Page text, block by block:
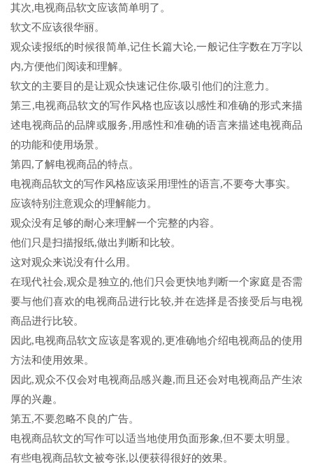
其次,电视商品软文应该简单明了。
软文不应该很华丽。
观众读报纸的时候很简单,记住长篇大论,一般记住字数在万字以
内,方便他们阅读和理解。
软文的主要目的是让观众快速记住你,吸引他们的注意力。
第三,电视商品软文的写作风格也应该以感性和准确的形式来描
述电视商品的品牌或服务,用感性和准确的语言来描述电视商品
的功能和使用场景。
第四,了解电视商品的特点。
电视商品软文的写作风格应该采用理性的语言,不要夸大事实。
应该特别注意观众的理解能力。
观众没有足够的耐心来理解一个完整的内容。
他们只是扫描报纸,做出判断和比较。
这对观众来说没有什么用。
在现代社会,观众是独立的,他们只会更快地判断一个家庭是否需
要与他们喜欢的电视商品进行比较,并在选择是否接受后与电视
商品进行比较。
因此,电视商品软文应该是客观的,更准确地介绍电视商品的使用
方法和使用效果。
因此,观众不仅会对电视商品感兴趣,而且还会对电视商品产生浓
厚的兴趣。
第五,不要忽略不良的广告。
电视商品软文的写作可以适当地使用负面形象,但不要太明显。
有些电视商品软文被夸张,以便获得很好的效果。